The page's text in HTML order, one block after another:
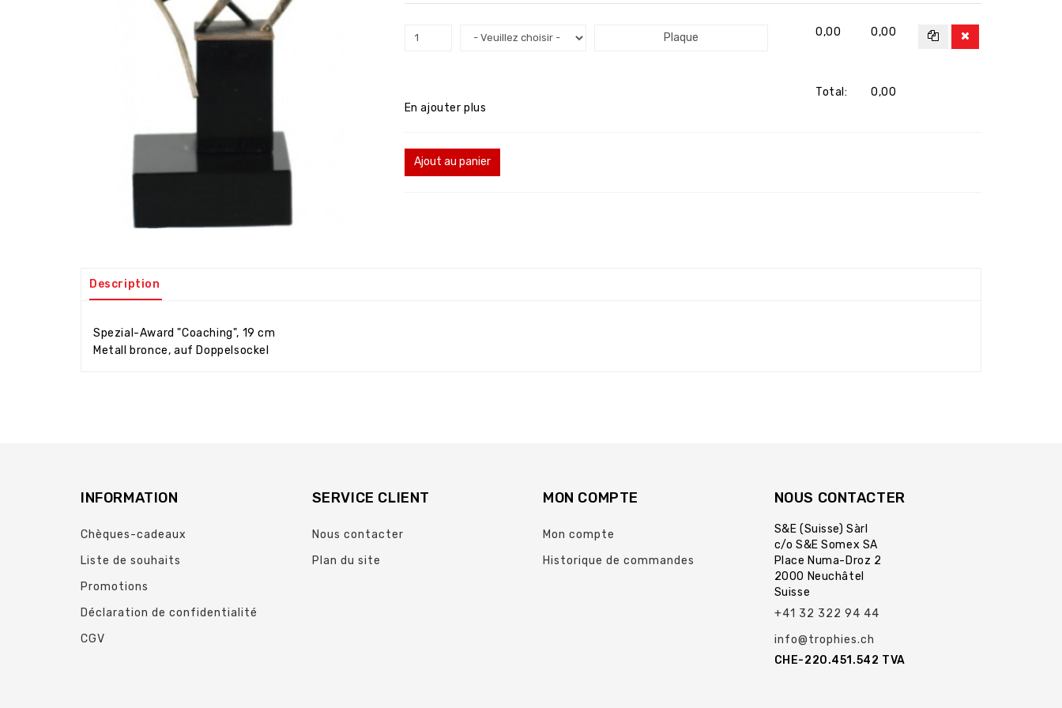
Plaque 0,00 0,00
Total:
0,00
En ajouter plus
Ajout au panier
Description
Spezial-Award "Coaching", 19 cm
Metall bronce, auf Doppelsockel
INFORMATION
Chèques-cadeaux
Liste de souhaits
Promotions
Déclaration de confidentialité
CGV
SERVICE CLIENT
Nous contacter
Plan du site
MON COMPTE
Mon compte
Historique de commandes
NOUS CONTACTER
S&E (Suisse) Sàrl
c/o S&E Somex SA
Place Numa-Droz 2
2000 Neuchâtel
Suisse
+41 32 322 94 44
info@trophies.ch
CHE-220.451.542 TVA